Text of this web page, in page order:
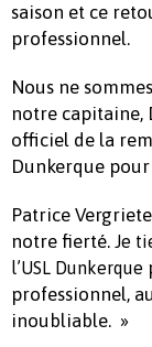
saison et ce
professionnel.
Nous ne
notre capitaine,
officiel de la
Dunkerque
Patrice
notre fierté. Je
l’USL Dunkerque
professionnel,
inoubliable. »